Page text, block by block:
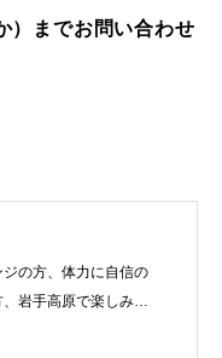
）までお問い合わせ
の方、体力に自信の
岩手高原で楽しみな
ンジしましょう！